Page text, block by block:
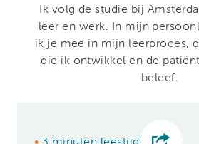
Ik volg de studie bij
leer en werk. In mijn
ik je mee in mijn leerproces,
die ik ontwikkel en de
beleef.
• 3 minuten leestijd